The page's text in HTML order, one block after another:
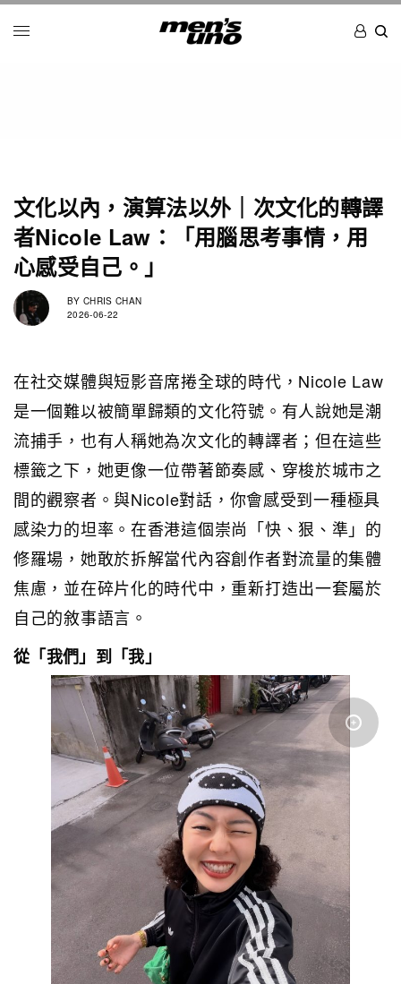
文化以內，演算法以外｜次文化的轉譯
者Nicole Law：「用腦思考事情，用
心感受自己。」
BY CHRIS CHAN
2026-06-22
在社交媒體與短影音席捲全球的時代，Nicole Law
是一個難以被簡單歸類的文化符號。有人說她是潮
流捕手，也有人稱她為次文化的轉譯者；但在這些
標籤之下，她更像一位帶著節奏感、穿梭於城市之
間的觀察者。與Nicole對話，你會感受到一種極具
感染力的坦率。在香港這個崇尚「快、狠、準」的
修羅場，她敢於拆解當代內容創作者對流量的集體
焦慮，並在碎片化的時代中，重新打造出一套屬於
自己的敘事語言。
從「我們」到「我」